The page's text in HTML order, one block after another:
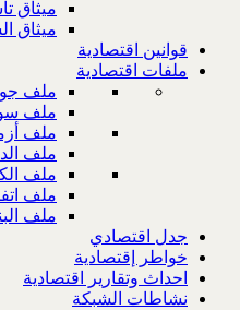
ميثاق
ميثاق
قوانين اقتصادية
ملفات اقتصادية
ملف
ملف
ملف
ملف
ملف
ملف
ملف
جدل اقتصادي
خواطر إقتصادية
احداث وتقارير اقتصادية
نشاطات الشبكة